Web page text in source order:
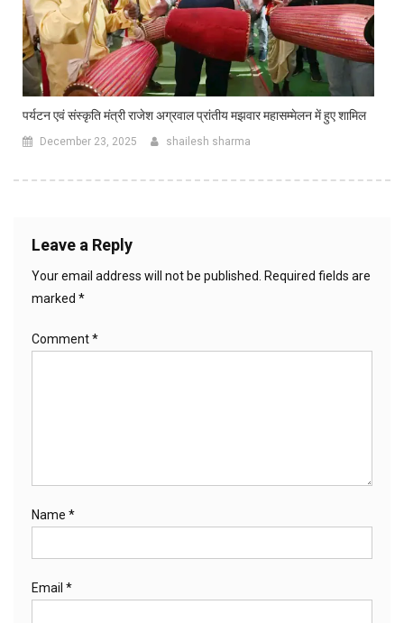
पर्यटन एवं संस्कृति मंत्री राजेश अग्रवाल प्रांतीय मझवार महासम्मेलन में हुए शामिल
December 23, 2025 shailesh sharma
Leave a Reply
Your email address will not be published. Required fields are
marked *
Comment*
Name *
Email *